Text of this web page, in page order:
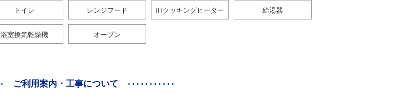
トイレ レンジフード IHクッキングヒーター 給湯器
浴室換気乾燥機 オーブン
ご利用案内・工事について